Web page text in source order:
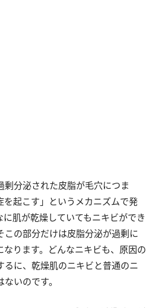
剰分泌された皮脂が毛穴につま
を起こす」というメカニズムで発
肌が乾燥していてもニキビができ
この部分だけは皮脂分泌が過剰に
ります。どんなニキビも、原因の
るに、乾燥肌のニキビと普通のニ
いのです。